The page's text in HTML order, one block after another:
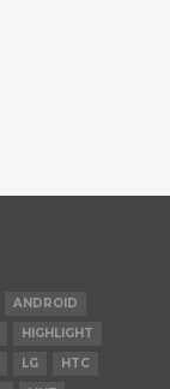
ANDROID
HIGHLIGHT
LG
HTC